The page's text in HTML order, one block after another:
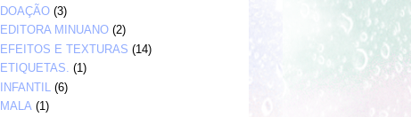
DOAÇÃO (3)
EDITORA MINUANO (2)
EFEITOS E TEXTURAS (14)
ETIQUETAS. (1)
INFANTIL
(6)
MALA (1)